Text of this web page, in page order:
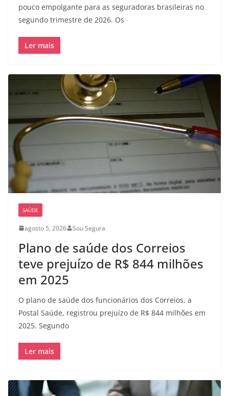
pouco empolgante para as seguradoras brasileiras no
segundo trimestre de 2026. Os
Ler mais
SAÚDE
agosto 5, 2026 Sou Segura
Plano de saúde dos Correios
teve prejuízo de R$ 844 milhões
em 2025
O plano de saúde dos funcionários dos Correios, a
Postal Saúde, registrou prejuízo de R$ 844 milhões em
2025. Segundo
Ler mais